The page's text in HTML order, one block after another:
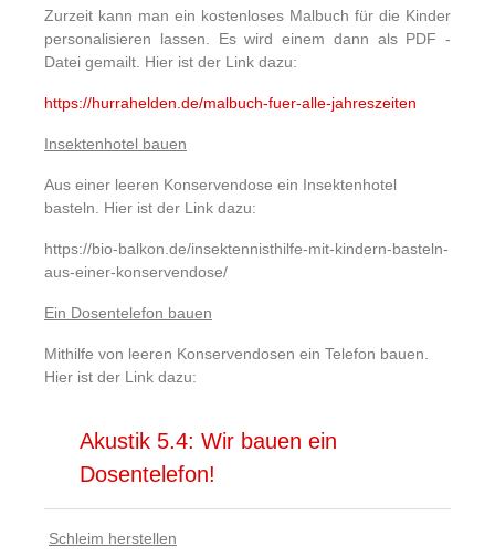
Zurzeit kann man ein kostenloses Malbuch für die Kinder
personalisieren lassen. Es wird einem dann als PDF -
Datei gemailt. Hier ist der Link dazu:
https://hurrahelden.de/malbuch-fuer-alle-jahreszeiten
Insektenhotel bauen
Aus einer leeren Konservendose ein Insektenhotel
basteln. Hier ist der Link dazu:
https://bio-balkon.de/insektennisthilfe-mit-kindern-basteln-
aus-einer-konservendose/
Ein Dosentelefon bauen
Mithilfe von leeren Konservendosen ein Telefon bauen.
Hier ist der Link dazu:
Akustik 5.4: Wir bauen ein
Dosentelefon!
Schleim herstellen